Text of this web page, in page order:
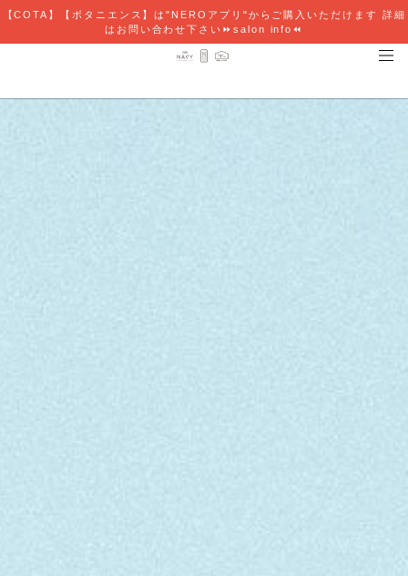
【COTA】【ボタニエンス】は"NEROアプリ"からご購入いただけます 詳細
はお問い合わせ下さい⏩salon info⏪